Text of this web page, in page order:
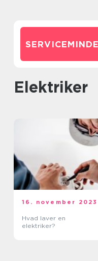
elektriker
16. november 2023
Hvad laver en
elektriker?